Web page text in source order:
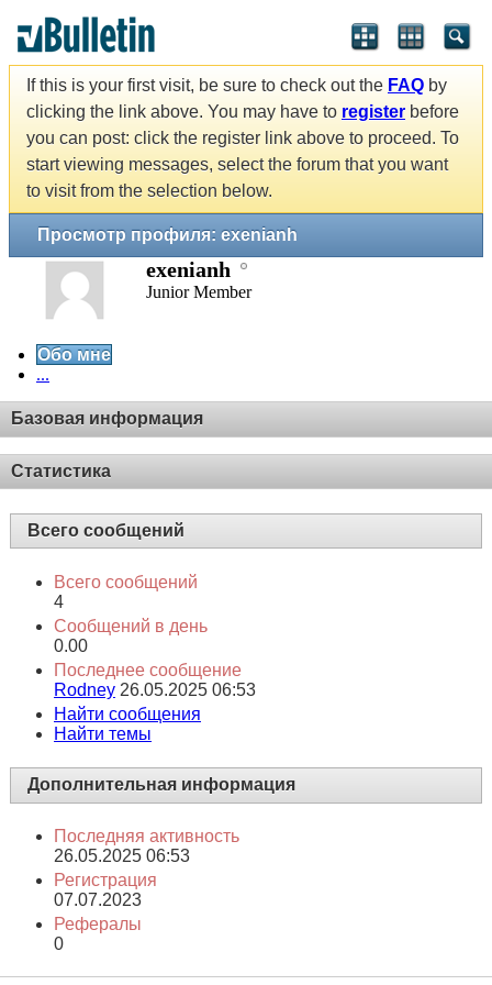
If this is your first visit, be sure to check out the FAQ by
clicking the link above. You may have to register before
you can post: click the register link above to proceed. To
start viewing messages, select the forum that you want
to visit from the selection below.
Просмотр профиля: exenianh
exenianh
Junior Member
Обо мне
...
Базовая информация
Статистика
Всего сообщений
Всего сообщений
4
Сообщений в день
0.00
Последнее сообщение
Rodney 26.05.2025 06:53
Найти сообщения
Найти темы
Дополнительная информация
Последняя активность
26.05.2025 06:53
Регистрация
07.07.2023
Рефералы
0